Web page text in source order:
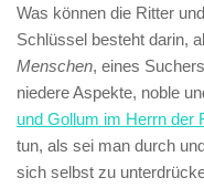
Was können die Ritter
Schlüssel besteht darin,
Menschen, eines
niedere Aspekte, noble
und Gollum im Herrn der
tun, als sei man durch
sich selbst zu